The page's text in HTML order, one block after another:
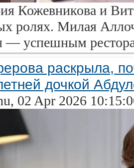
Кожевникова и
ролях. Милая
— успешным
раскрыла,
дочкой
02 Apr 2026